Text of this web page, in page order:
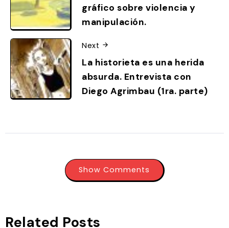
gráfico sobre violencia y
manipulación.
Next
La historieta es una herida
absurda. Entrevista con
Diego Agrimbau (1ra. parte)
Show Comments
Related Posts